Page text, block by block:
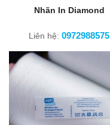
Nhãn In Diamond
Liên hệ:0972988575